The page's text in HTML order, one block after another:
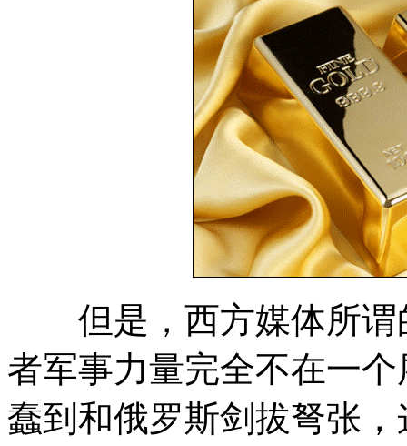
但是，西方媒体所谓
者军事力量完全不在一
蠢到和俄罗斯剑拔弩张